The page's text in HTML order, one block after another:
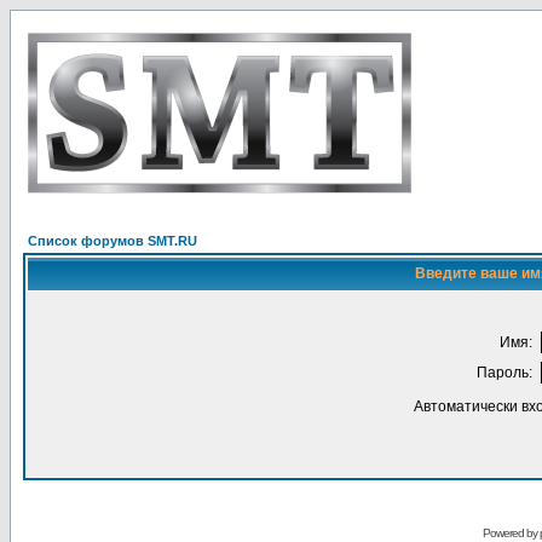
Список форумов SMT.RU
Введите ваше
Имя:
Пароль:
Автоматически
Powered by